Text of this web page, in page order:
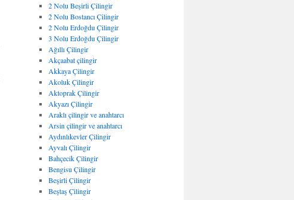
2 Nolu Beşirli Çilingir
2 Nolu Bostancı Çilingir
2 Nolu Erdoğdu Çilingir
3 Nolu Erdoğdu Çilingir
Ağıllı Çilingir
Akçaabat çilingir
Akkaya Çilingir
Akoluk Çilingir
Aktoprak Çilingir
Akyazı Çilingir
Araklı çilingir ve anahtarcı
Arsin çilingir ve anahtarcı
Aydınlıkevler Çilingir
Ayvalı Çilingir
Bahçecik Çilingir
Bengisu Çilingir
Beşirli Çilingir
Beştaş Çilingir